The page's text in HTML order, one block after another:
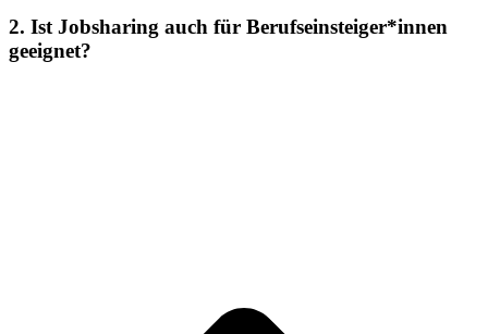
2. Ist Jobsharing auch für Berufseinsteiger*innen
geeignet?